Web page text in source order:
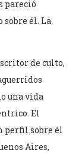
pareció
él. La
de culto,
una vida
El
perfil sobre él
Aires,